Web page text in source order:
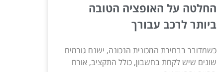
החלטה על האופציה הטובה
ביותר לרכב עבורך
כשמדובר בבחירת המכונית הנכונה, ישנם גורמים
שונים שיש לקחת בחשבון, כולל התקציב, אורח